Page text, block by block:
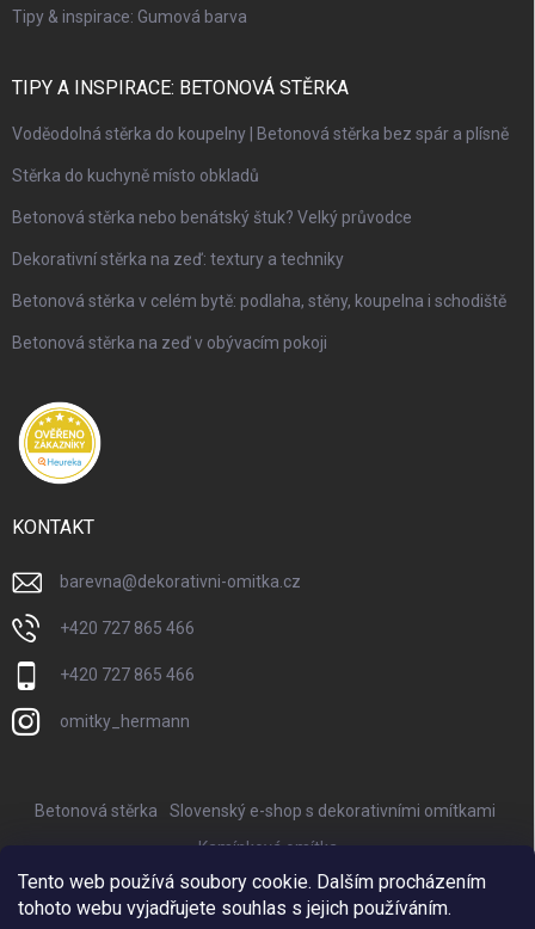
Tento web používá soubory cookie. Dalším procházením
tohoto webu vyjadřujete souhlas s jejich používáním.
Tipy & inspirace: Gumová barva
TIPY A INSPIRACE: BETONOVÁ STĚRKA
Voděodolná stěrka do koupelny | Betonová stěrka bez spár a plísně
Stěrka do kuchyně místo obkladů
Betonová stěrka nebo benátský štuk? Velký průvodce
Dekorativní stěrka na zeď: textury a techniky
Betonová stěrka v celém bytě: podlaha, stěny, koupelna i schodiště
Betonová stěrka na zeď v obývacím pokoji
KONTAKT
barevna@dekorativni-omitka.cz
+420 727 865 466
+420 727 865 466
omitky_hermann
Betonová stěrka
Slovenský e-shop s dekorativními omítkami
Kamínková omítka
Nejkrásnější keramické květináče Provencelia
Online marketing zajišťuje BISQUE